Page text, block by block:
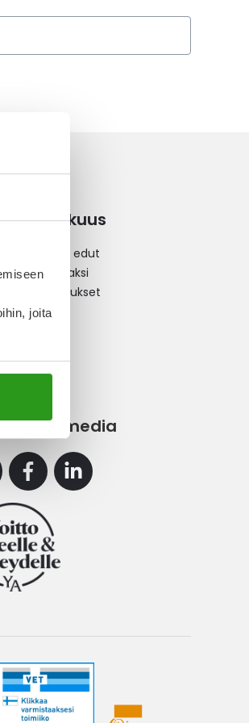
joita
asiakkuus
asiakkuus ja edut
asiakkaaksi
asiakastarjoukset
media
FacebookLinkedin